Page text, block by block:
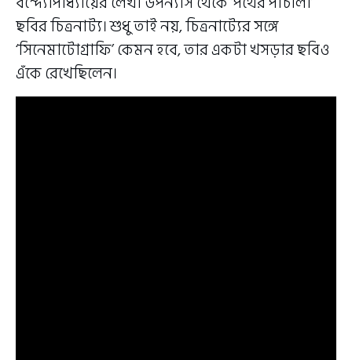
ছবির চিত্রনাট্য। শুধু তাই নয়, চিত্রনাট্যের সঙ্গে
‘সিনেমাটোগ্রাফি’ কেমন হবে, তার একটা খসড়ার ছবিও
এঁকে রেখেছিলেন।